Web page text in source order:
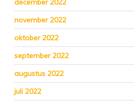
december 2022
november 2022
oktober 2022
september 2022
augustus 2022
juli 2022